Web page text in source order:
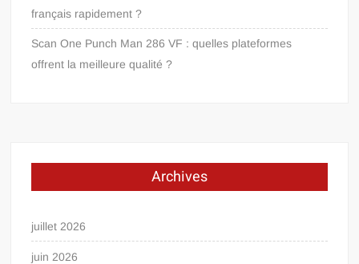
français rapidement ?
Scan One Punch Man 286 VF : quelles plateformes
offrent la meilleure qualité ?
Archives
juillet 2026
juin 2026